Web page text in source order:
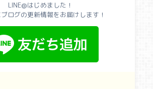
LINE@はじめました！
ログの更新情報をお届けします！